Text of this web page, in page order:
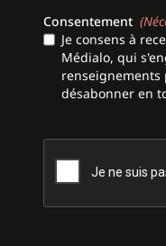
Consentement
Je consens à
Médialo, qui
renseignements
désabonner en